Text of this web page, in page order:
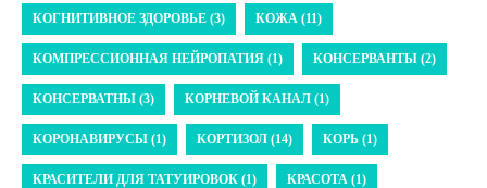
КОГНИТИВНОЕ ЗДОРОВЬЕ (3) КОЖА (11)
КОМПРЕССИОННАЯ НЕЙРОПАТИЯ (1) КОНСЕРВАНТЫ (2)
КОНСЕРВАТНЫ (3) КОРНЕВОЙ КАНАЛ (1)
КОРОНАВИРУСЫ (1) КОРТИЗОЛ (14) КОРЬ (1)
КРАСИТЕЛИ ДЛЯ ТАТУИРОВОК (1) КРАСОТА (1)